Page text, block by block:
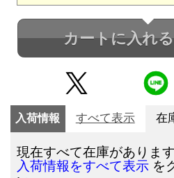
カートに入れる
入荷情報 すべて表示 在
現在すべて在庫があります
入荷情報をすべて表示 を